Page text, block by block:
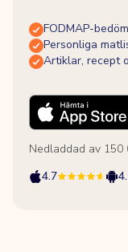
FODMAP-
Personliga
Artiklar, recept
Nedladdad av 150
4.7